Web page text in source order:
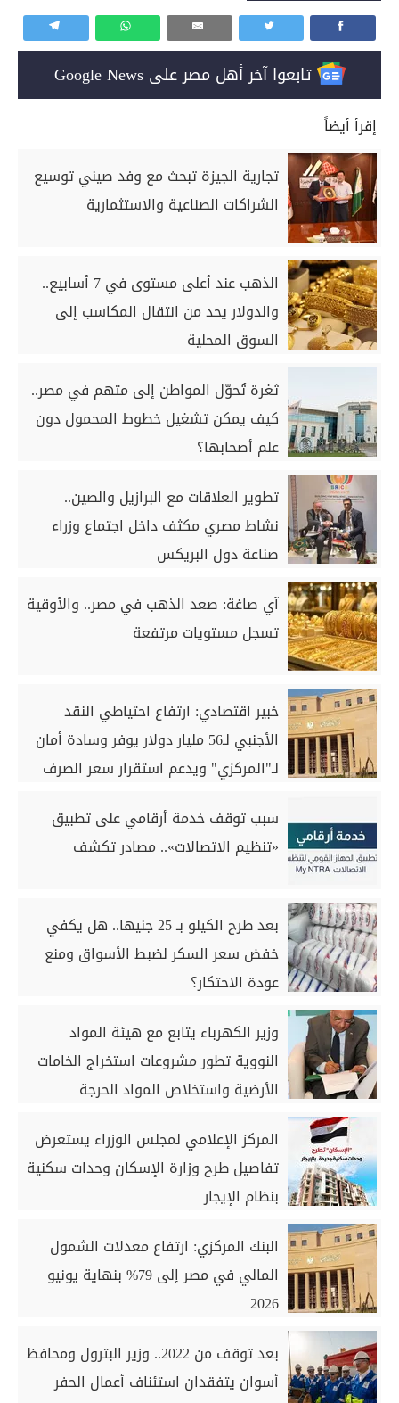
تابعوا آخر أهل مصر على Google News
إقرأ أيضاً
تجارية الجيزة تبحث مع وفد صيني توسيع
الشراكات الصناعية والاستثمارية
الذهب عند أعلى مستوى في 7 أسابيع..
والدولار يحد من انتقال المكاسب إلى
السوق المحلية
ثغرة تُحوّل المواطن إلى متهم في مصر..
كيف يمكن تشغيل خطوط المحمول دون
علم أصحابها؟
تطوير العلاقات مع البرازيل والصين..
نشاط مصري مكثف داخل اجتماع وزراء
صناعة دول البريكس
آي صاغة: صعد الذهب في مصر.. والأوقية
تسجل مستويات مرتفعة
خبير اقتصادي: ارتفاع احتياطي النقد
الأجنبي لـ56 مليار دولار يوفر وسادة أمان
لـ"المركزي" ويدعم استقرار سعر الصرف
سبب توقف خدمة أرقامي على تطبيق
«تنظيم الاتصالات».. مصادر تكشف
بعد طرح الكيلو بـ 25 جنيها.. هل يكفي
خفض سعر السكر لضبط الأسواق ومنع
عودة الاحتكار؟
وزير الكهرباء يتابع مع هيئة المواد
النووية تطور مشروعات استخراج الخامات
الأرضية واستخلاص المواد الحرجة
المركز الإعلامي لمجلس الوزراء يستعرض
تفاصيل طرح وزارة الإسكان وحدات سكنية
بنظام الإيجار
البنك المركزي: ارتفاع معدلات الشمول
المالي في مصر إلى 79% بنهاية يونيو
2026
بعد توقف من 2022.. وزير البترول ومحافظ
أسوان يتفقدان استئناف أعمال الحفر